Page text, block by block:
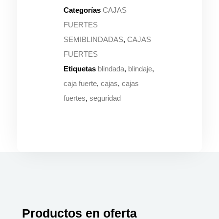
Categorías CAJAS
FUERTES
SEMIBLINDADAS, CAJAS
FUERTES
Etiquetas blindada, blindaje,
caja fuerte, cajas, cajas
fuertes, seguridad
Productos en oferta